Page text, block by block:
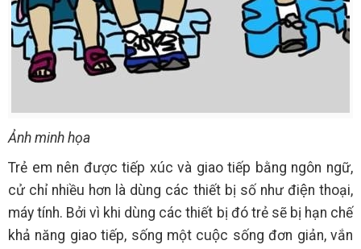
Ảnh minh họa
Trẻ em nên được tiếp xúc và giao tiếp bằng ngôn ngữ,
cử chỉ nhiều hơn là dùng các thiết bị số như điện thoại,
máy tính. Bởi vì khi dùng các thiết bị đó trẻ sẽ bị hạn chế
khả năng giao tiếp, sống một cuộc sống đơn giản, vắn